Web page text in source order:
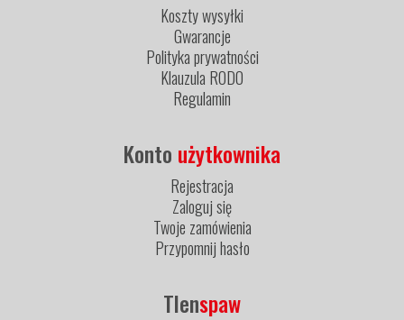
Koszty wysyłki
Gwarancje
Polityka prywatności
Klauzula RODO
Regulamin
Konto użytkownika
Rejestracja
Zaloguj się
Twoje zamówienia
Przypomnij hasło
Tlenspaw